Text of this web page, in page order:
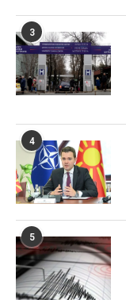
3
4
5